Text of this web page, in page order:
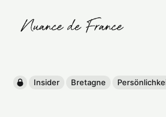
Insider Bretagne